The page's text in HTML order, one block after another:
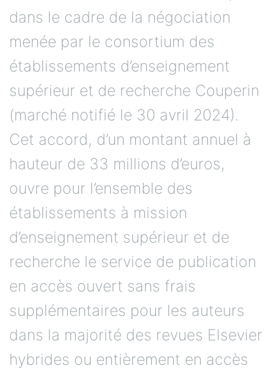
dans le cadre de la négociation
menée par le consortium des
établissements d’enseignement
supérieur et de recherche Couperin
(marché notifié le 30 avril 2024).
Cet accord, d’un montant annuel à
hauteur de 33 millions d’euros,
ouvre pour l’ensemble des
établissements à mission
d’enseignement supérieur et de
recherche le service de publication
en accès ouvert sans frais
supplémentaires pour les auteurs
dans la majorité des revues Elsevier
hybrides ou entièrement en accès